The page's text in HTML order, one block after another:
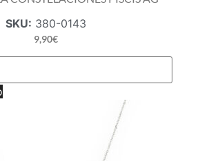
SKU: 380-0143
9,90€